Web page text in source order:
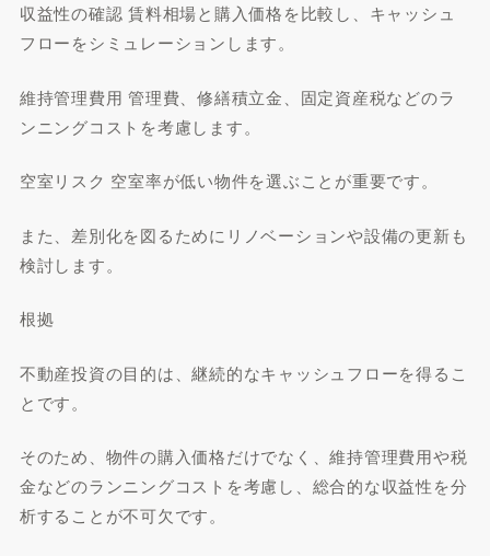
収益性の確認 賃料相場と購入価格を比較し、キャッシュ
フローをシミュレーションします。
維持管理費用 管理費、修繕積立金、固定資産税などのラ
ンニングコストを考慮します。
空室リスク 空室率が低い物件を選ぶことが重要です。
また、差別化を図るためにリノベーションや設備の更新も
検討します。
根拠
不動産投資の目的は、継続的なキャッシュフローを得るこ
とです。
そのため、物件の購入価格だけでなく、維持管理費用や税
金などのランニングコストを考慮し、総合的な収益性を分
析することが不可欠です。